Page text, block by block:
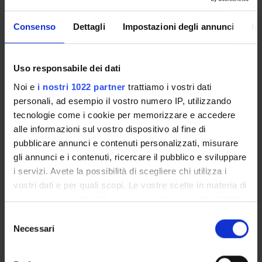
Consenso Dettagli Impostazioni degli annunci
Uso responsabile dei dati
Noi e i nostri 1022 partner trattiamo i vostri dati
personali, ad esempio il vostro numero IP, utilizzando
tecnologie come i cookie per memorizzare e accedere
alle informazioni sul vostro dispositivo al fine di
pubblicare annunci e contenuti personalizzati, misurare
gli annunci e i contenuti, ricercare il pubblico e sviluppare
i servizi. Avete la possibilità di scegliere chi utilizza i
vostri dati e per quali scopi. Le vostre scelte in materia di
privacy sono applicabili solo su questa proprietà digitale
modificare o revocare il proprio consenso in qualsiasi
momento dalla Dichiarazione sui cookie o facendo clic
delNecessari
registration. In this work, we illustrate our approach and
discuss its practical application in a case study on a real CH
103302
Handle IRIS:
11562/980829
Last Modified:
June 3, 2023
Bibliographic citation:
Ciortan, Irina-Mihaela; Pintus, Ruggero;Marchioro,
Giacomo ;Daffara, Claudia ; Gobbetti, Enrico;
Giachetti,
A DICOM-Inspired Metadata Architecture for
Springer International Publishing
,2018,pp. 37-49
repository